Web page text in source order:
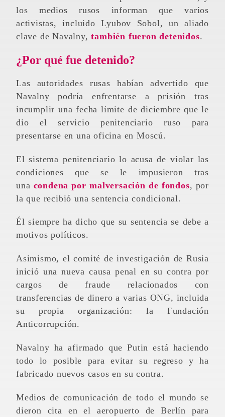
los medios rusos informan que varios
activistas, incluido Lyubov Sobol, un aliado
clave de Navalny,también fueron detenidos.
¿Por qué fue detenido?
Las autoridades rusas habían advertido que
Navalny podría enfrentarse a prisión tras
incumplir una fecha límite de diciembre que le
dio el servicio penitenciario ruso para
presentarse en una oficina en Moscú.
El sistema penitenciario lo acusa de violar las
condiciones que se le impusieron tras
una condena por malversación de fondos, por
la que recibió una sentencia condicional.
Él siempre ha dicho que su sentencia se debe a
motivos políticos.
Asimismo, el comité de investigación de Rusia
inició una nueva causa penal en su contra por
cargos de fraude relacionados con
transferencias de dinero a varias ONG, incluida
su propia organización: la Fundación
Anticorrupción.
Navalny ha afirmado que Putin está haciendo
todo lo posible para evitar su regreso y ha
fabricado nuevos casos en su contra.
Medios de comunicación de todo el mundo se
dieron cita en el aeropuerto de Berlín para